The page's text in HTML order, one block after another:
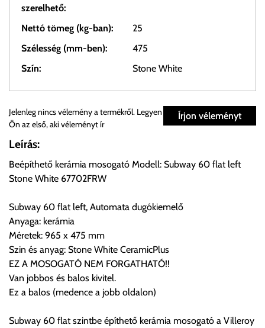
szerelhető:
Nettó tömeg (kg-ban):
25
Szélesség (mm-ben):
475
Szín:
Stone White
Személyes átvétel:
Önnek lehetősége van rendelését a beérkezést követően
ingyenesen átvenni Budapesti Cégcsoportunk Stúdiójában
előre egyeztetett időpontban.
Szállítási díjak:
Az oldalunkon rendelés esetén, amennyiben szállítást is kér,
úgy esetenként több lehetőséget ajánl fel a program. Kérjük, a
vásárolt árú figyelembevételével az önnek megfelelő szállítási
költséget válassza ki.
automatikusan nem ajánl fel szállítási költséget, úgy válassza
Írjon véleményt
Jelenleg nincs vélemény a termékről. Legyen
Ön az első, aki véleményt ír
Leírás:
Beépíthető kerámia mosogató Modell: Subway 60 flat left
Stone White 67702FRW
Subway 60 flat left, Automata dugókiemelő
Anyaga: kerámia
Méretek: 965 x 475 mm
Szin és anyag: Stone White CeramicPlus
EZ A MOSOGATÓ NEM FORGATHATÓ!!
Van jobbos és balos kivitel.
Ez a balos (medence a jobb oldalon)
Subway 60 flat szintbe építhető kerámia mosogató a Villeroy